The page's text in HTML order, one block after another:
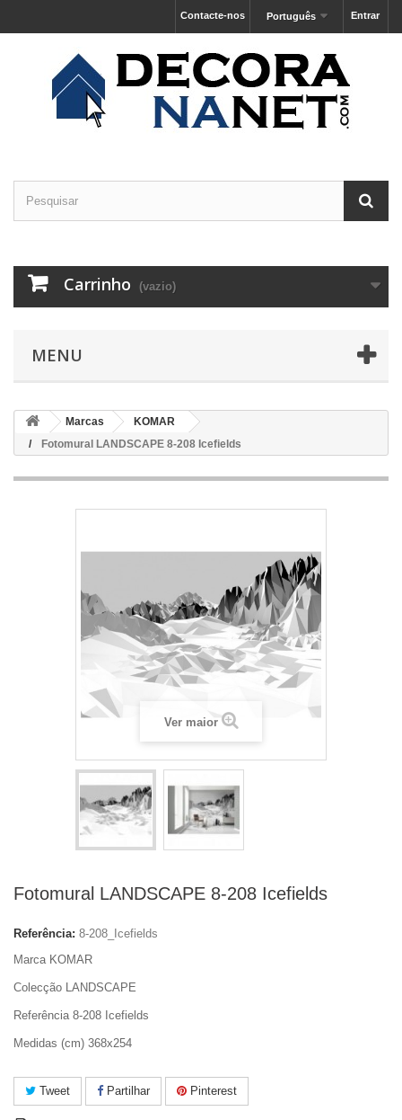
Entrar
Português
Contacte-nos
Carrinho (vazio)
MENU
Marcas
KOMAR
Fotomural LANDSCAPE 8-208 Icefields
Ver maior
Fotomural LANDSCAPE 8-208 Icefields
Referência: 8-208_Icefields
Marca KOMAR
Colecção LANDSCAPE
Referência 8-208 Icefields
Medidas (cm) 368x254
Tweet Partilhar Pinterest